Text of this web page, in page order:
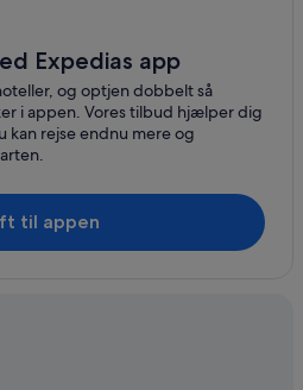
Expedias app
og optjen dobbelt så
i appen. Vores tilbud hjælper dig
kan rejse endnu mere og
til appen